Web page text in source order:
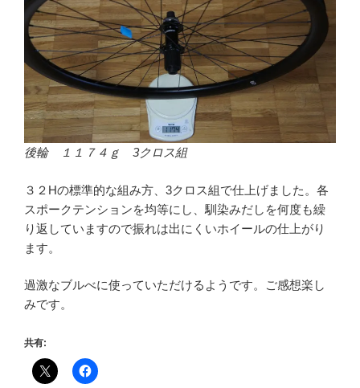
後輪 １１７４ｇ 3クロス組
３２Hの標準的な組み方、3クロス組で仕上げました。各
スポークテンションを均等にし、馴染みだしを何度も繰
り返していますので振れは出にくいホイールの仕上がり
ます。
過激なブルべに使っていただけるようです。ご感想楽し
みです。
共有: